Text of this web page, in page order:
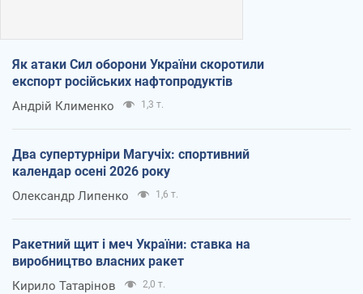
Як атаки Сил оборони України скоротили
експорт російських нафтопродуктів
Андрій Клименко 1,3 т.
Два супертурніри Магучіх: спортивний
календар осені 2026 року
Олександр Липенко 1,6 т.
Ракетний щит і меч України: ставка на
виробництво власних ракет
Кирило Татарінов 2,0 т.